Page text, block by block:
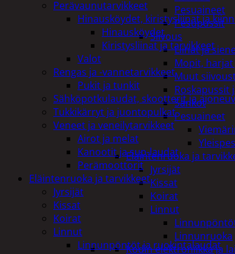
Pesuaineet
Pesupussit
Siivous
Liinat ja
Mopit,
Muut
Roskapussit
Sankot
Pesuaineet
Eläintenruoka ja
Jyrsijät
Kissat
Koirat
Linnut
Linnunruoka
Kodin elektroniikka ja
Perävaunutarvikkeet
Hinausköydet, kiristysliinat ja
Hinausköydet
Kiristysliinat ja tarvikkeet
Valot
Rengas ja -vannetarvikkeet
Pukit ja tunkit
Sähköpotkulaudat, skootterit ja
Tukkikärryt ja juontopulkat
Veneet ja veneilytarvikkeet
Airot ja melat
Kanootit ja sup-laudat
Perämoottorit
Eläintenruoka ja tarvikkeet
Jyrsijät
Kissat
Koirat
Linnut
Linnunpöntöt ja ruokintalaudat